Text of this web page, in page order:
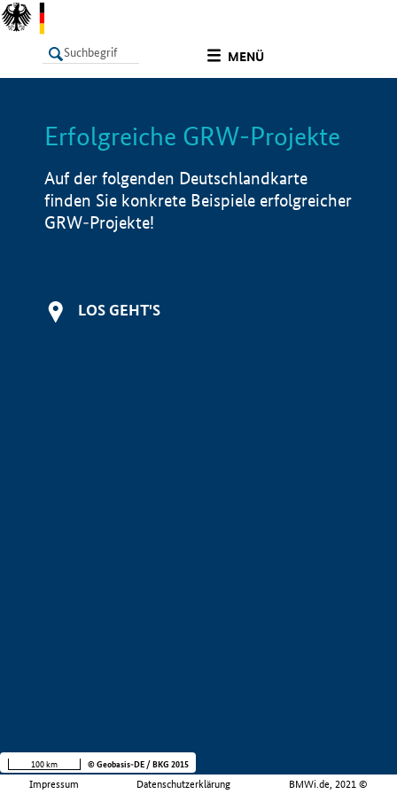
MENÜ
LISTE Info
Erfolgreiche GRW-Projekte
Auf der folgenden Deutschlandkarte
finden Sie konkrete Beispiele erfolgreicher
GRW-Projekte!
LOS GEHT'S
Impressum Datenschutzerklärung BMWi.de, 2021 ©
100 km © Geobasis-DE / BKG 2015